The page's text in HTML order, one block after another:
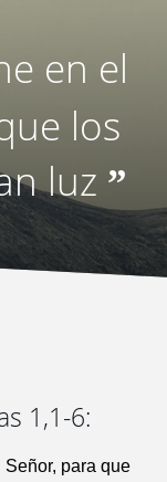
en el
los
luz ”
1,1-6:
para que